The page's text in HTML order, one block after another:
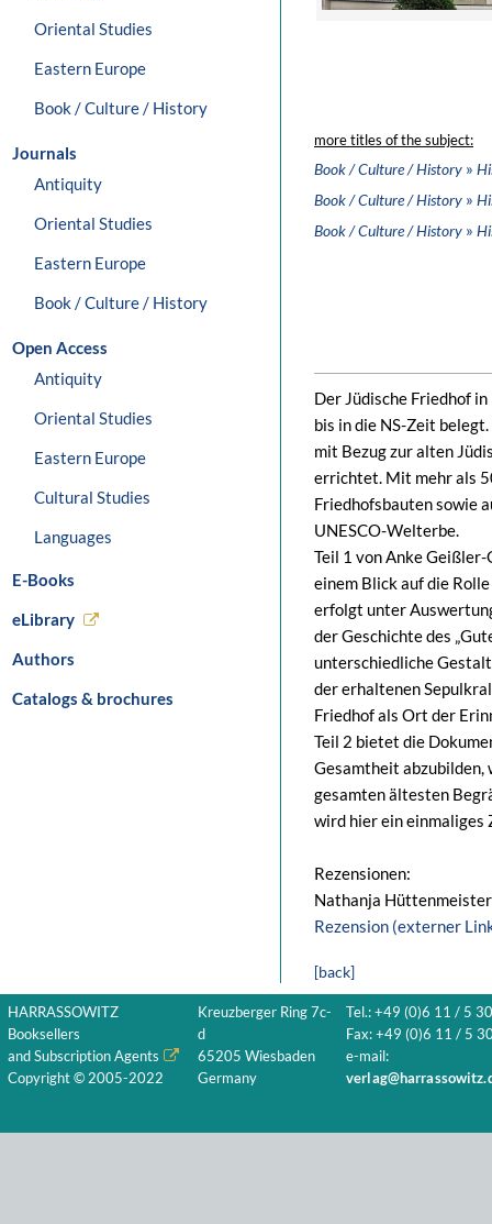
Oriental Studies
Eastern Europe
Book / Culture / History
Journals
Antiquity
Oriental Studies
Eastern Europe
Book / Culture / History
Open Access
Antiquity
Oriental Studies
Eastern Europe
Cultural Studies
Languages
E-Books
eLibrary
Authors
Catalogs & brochures
more titles of the subject:
Book / Culture / History »
Book / Culture / History »
Book / Culture / History »
Der Jüdische Friedhof
bis in die NS-Zeit
mit Bezug zur alten
errichtet. Mit mehr als
Friedhofsbauten sowie
UNESCO-Welterbe.
Teil 1 von Anke
einem Blick auf die
erfolgt unter
der Geschichte des
unterschiedliche
der erhaltenen
Friedhof als Ort der
Teil 2 bietet die
Gesamtheit
gesamten ältesten
wird hier ein einmaliges
Rezensionen:
Nathanja
Rezension (externer
[back]
HARRASSOWITZ
Booksellers
and Subscription Agents
Copyright © 2005-2022
Kreuzberger Ring 7c-
d
65205 Wiesbaden
Germany
Tel.: +49 (0)6 11 / 5
Fax: +49 (0)6 11 / 5
e-mail: